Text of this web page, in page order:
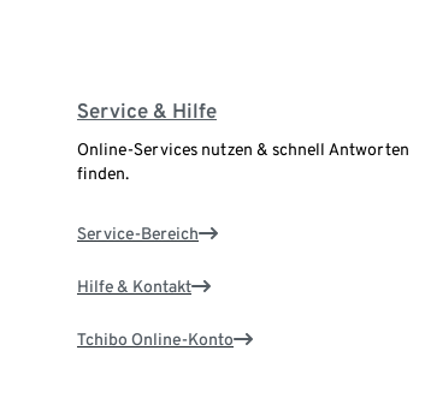
Service & Hilfe
Online-Services nutzen & schnell Antworten
finden.
Service-Bereich
Hilfe & Kontakt
Tchibo Online-Konto